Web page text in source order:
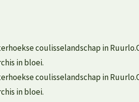
coulisselandschap in
in bloei.
coulisselandschap in
in bloei.